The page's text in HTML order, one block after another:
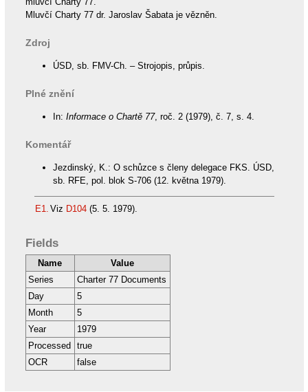
Mluvčí Charty 77 dr. Jaroslav Šabata je vězněn.
Zdroj
ÚSD, sb. FMV-Ch. – Strojopis, průpis.
Plné znění
In: Informace o Chartě 77, roč. 2 (1979), č. 7, s. 4.
Komentář
Jezdinský, K.: O schůzce s členy delegace FKS. ÚSD,
sb. RFE, pol. blok S-706 (12. května 1979).
E1. Viz D104(5. 5. 1979).
Fields
Name
Value
Series
Charter 77 Documents
Day
5
Month
5
Year
1979
Processed
true
OCR
false